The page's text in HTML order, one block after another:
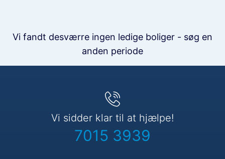
Vi fandt desværre ingen ledige boliger - søg en
anden periode
Vi sidder klar til at hjælpe!
7015 3939